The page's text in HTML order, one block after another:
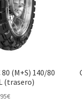
(M+S) 140/80
(trasero)
€